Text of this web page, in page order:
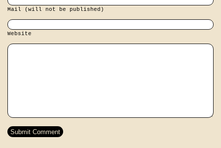
Mail (will not be published)
Website